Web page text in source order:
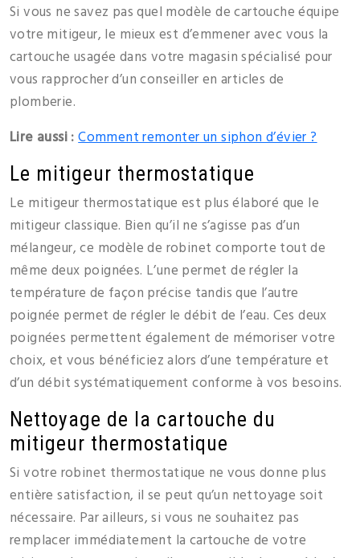
Si vous ne savez pas quel modèle de cartouche équipe
votre mitigeur, le mieux est d’emmener avec vous la
cartouche usagée dans votre magasin spécialisé pour
vous rapprocher d’un conseiller en articles de
plomberie.
Lire aussi :Comment remonter un siphon d’évier ?
Le mitigeur thermostatique
Le mitigeur thermostatique est plus élaboré que le
mitigeur classique. Bien qu’il ne s’agisse pas d’un
mélangeur, ce modèle de robinet comporte tout de
même deux poignées. L’une permet de régler la
température de façon précise tandis que l’autre
poignée permet de régler le débit de l’eau. Ces deux
poignées permettent également de mémoriser votre
choix, et vous bénéficiez alors d’une température et
d’un débit systématiquement conforme à vos besoins.
Nettoyage de la cartouche du
mitigeur thermostatique
Si votre robinet thermostatique ne vous donne plus
entière satisfaction, il se peut qu’un nettoyage soit
nécessaire. Par ailleurs, si vous ne souhaitez pas
remplacer immédiatement la cartouche de votre